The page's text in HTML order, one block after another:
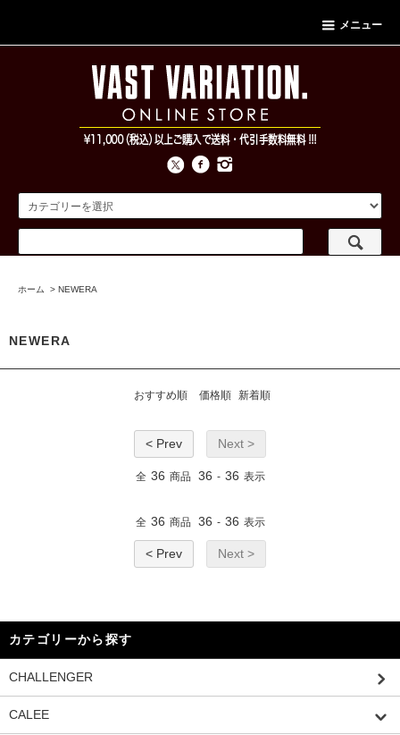
メニュー
ホーム > NEWERA
NEWERA
おすすめ順 価格順 新着順
< Prev Next >
全 36 商品 36 - 36 表示
全 36 商品 36 - 36 表示
< Prev Next >
カテゴリーから探す
CHALLENGER
CALEE